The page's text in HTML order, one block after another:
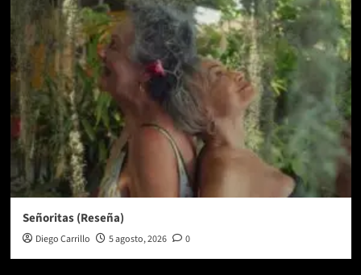
Señoritas (Reseña)
Diego Carrillo 5 agosto, 2026 0